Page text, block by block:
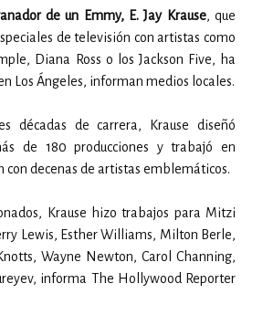
de un Emmy, E. Jay Krause, que
de televisión con artistas como
Diana Ross o los Jackson Five, ha
Los Ángeles, informan medios locales.
décadas de carrera, Krause diseñó
de 180 producciones y trabajó en
con decenas de artistas emblemáticos.
Krause hizo trabajos para Mitzi
Lewis, Esther Williams, Milton Berle,
Wayne Newton, Carol Channing,
informa The Hollywood Reporter